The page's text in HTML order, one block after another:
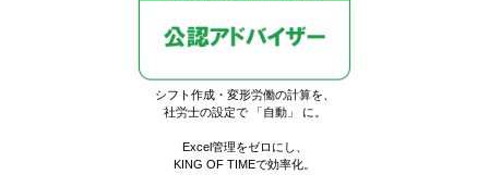
シフト作成・変形労働の計算を、
社労士の設定で 「自動」 に。
Excel管理をゼロにし、
KING OF TIMEで効率化。